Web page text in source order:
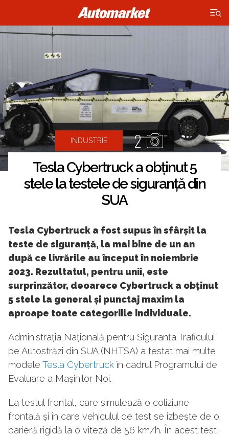
×
INDUSTRIE 2
Tesla Cybertruck a obținut 5
stele la testele de siguranță din
SUA
Tesla Cybertruck a fost supus în sfârșit la
teste de siguranță, la mai bine de un an
după ce livrările au început în noiembrie
2023. Rezultatul, pentru unii, este
surprinzător, deoarece Cybertruck a obținut
5 stele la general și punctaj maxim la
aproape toate categoriile individuale.
Administrația Națională pentru Siguranța Traficului
pe Autostrăzi din SUA (NHTSA) a testat mai multe
modele Tesla Cybertruckîn cadrul Programului de
Evaluare a Mașinilor Noi.
La testul frontal, care simulează o coliziune
frontală și în care vehiculul de test se izbește de o
barieră rigidă la o viteză de 56 km/h. În acest test,